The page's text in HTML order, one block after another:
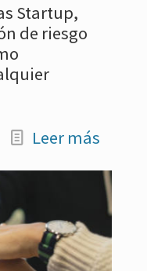
Startup,
de riesgo
Leer más